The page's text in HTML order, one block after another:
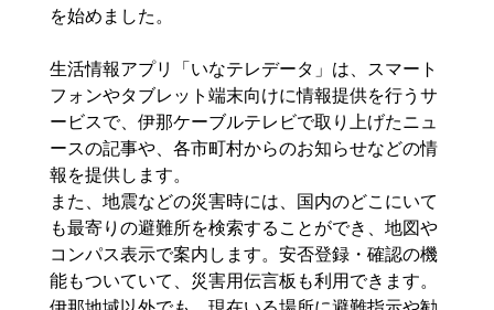
を始めました。
生活情報アプリ「いなテレデータ」は、スマート
フォンやタブレット端末向けに情報提供を行うサ
ービスで、伊那ケーブルテレビで取り上げたニュ
ースの記事や、各市町村からのお知らせなどの情
報を提供します。
また、地震などの災害時には、国内のどこにいて
も最寄りの避難所を検索することができ、地図や
コンパス表示で案内します。安否登録・確認の機
能もついていて、災害用伝言板も利用できます。